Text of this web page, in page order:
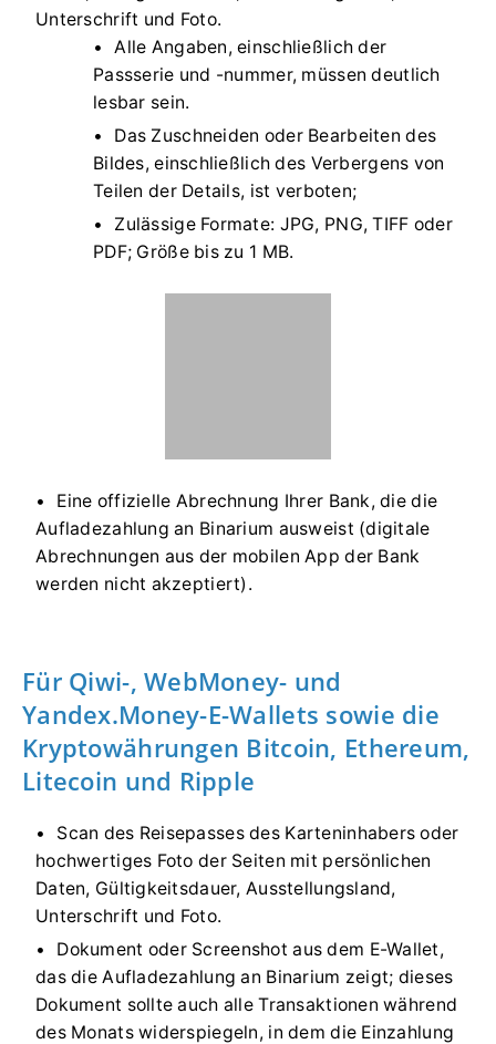
Unterschrift und Foto.
Alle Angaben, einschließlich der
Passserie und -nummer, müssen deutlich
lesbar sein.
Das Zuschneiden oder Bearbeiten des
Bildes, einschließlich des Verbergens von
Teilen der Details, ist verboten;
Zulässige Formate: JPG, PNG, TIFF oder
PDF; Größe bis zu 1 MB.
Eine offizielle Abrechnung Ihrer Bank, die die
Aufladezahlung an Binarium ausweist (digitale
Abrechnungen aus der mobilen App der Bank
werden nicht akzeptiert).
Für Qiwi-, WebMoney- und
Yandex.Money-E-Wallets sowie die
Kryptowährungen Bitcoin, Ethereum,
Litecoin und Ripple
Scan des Reisepasses des Karteninhabers oder
hochwertiges Foto der Seiten mit persönlichen
Daten, Gültigkeitsdauer, Ausstellungsland,
Unterschrift und Foto.
Dokument oder Screenshot aus dem E-Wallet,
das die Aufladezahlung an Binarium zeigt; dieses
Dokument sollte auch alle Transaktionen während
des Monats widerspiegeln, in dem die Einzahlung